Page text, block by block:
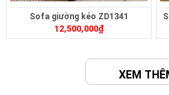
Sofa giường kéo ZD1341
12,500,000₫
XEM